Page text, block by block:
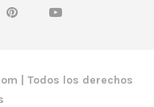
| Todos los derechos